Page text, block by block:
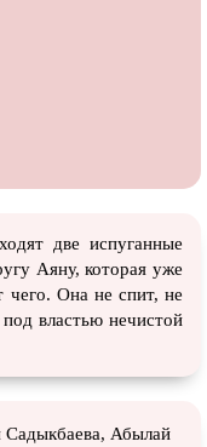
две испуганные
Аяну, которая уже
чего. Она не спит, не
властью нечистой
Абылай